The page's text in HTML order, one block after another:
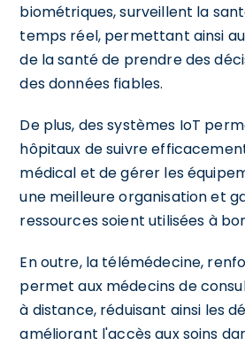
biométriques, surveillent la
temps réel, permettant ainsi
de la santé de prendre des
des données fiables.
De plus, des systèmes IoT
hôpitaux de suivre
médical et de gérer les
une meilleure organisation et
ressources soient utilisées à
En outre, la télémédecine,
permet aux médecins de
à distance, réduisant ainsi les
améliorant l'accès aux soins